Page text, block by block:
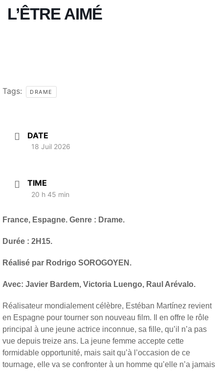
L’ÊTRE AIMÉ
Tags: DRAME
DATE
18 Juil 2026
TIME
20 h 45 min
France, Espagne. Genre : Drame.
Durée : 2H15.
Réalisé par Rodrigo SOROGOYEN.
Avec: Javier Bardem, Victoria Luengo, Raul Arévalo.
Réalisateur mondialement célèbre, Estéban Martínez revient
en Espagne pour tourner son nouveau film. Il en offre le rôle
principal à une jeune actrice inconnue, sa fille, qu’il n’a pas
vue depuis treize ans. La jeune femme accepte cette
formidable opportunité, mais sait qu’à l’occasion de ce
tournage, elle va se confronter à un homme qu’elle n’a jamais